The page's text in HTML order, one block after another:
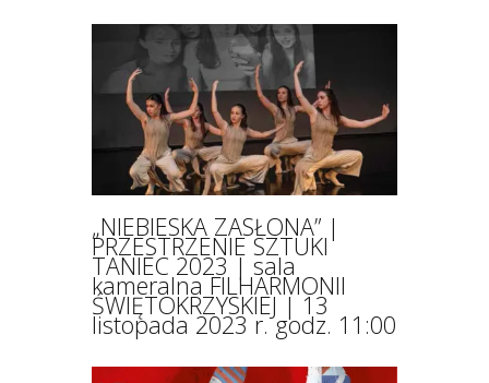
„NIEBIESKA ZASŁONA” |
PRZESTRZENIE SZTUKI
TANIEC 2023 | sala
kameralna FILHARMONII
ŚWIĘTOKRZYSKIEJ | 13
listopada 2023 r. godz. 11:00